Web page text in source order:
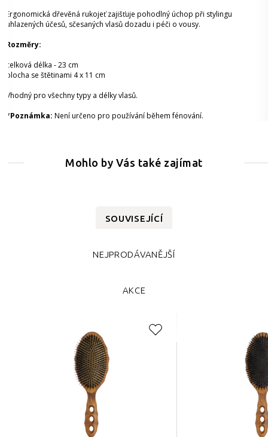
Ergonomická dřevěná rukojeť zajišťuje pohodlný úchop při stylingu
uhlazených účesů, sčesaných vlasů dozadu i péči o vousy.
Rozměry:
celková délka - 23 cm
plocha se štětinami 4 x 11 cm
Vhodný pro všechny typy a délky vlasů.
*Poznámka: Není určeno pro používání během fénování.
Mohlo by Vás také zajímat
SOUVISEJÍCÍ
NEJPRODÁVANĚJŠÍ
AKCE